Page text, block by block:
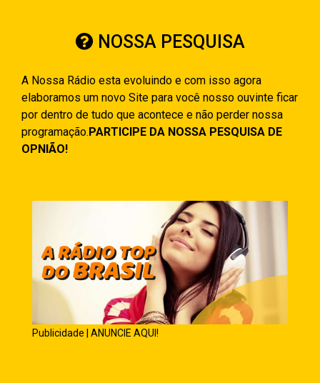
NOSSA PESQUISA
A Nossa Rádio esta evoluindo e com isso agora
elaboramos um novo Site para você nosso ouvinte ficar
por dentro de tudo que acontece e não perder nossa
programação.PARTICIPE DA NOSSA PESQUISA DE
OPNIÃO!
Publicidade | ANUNCIE AQUI!